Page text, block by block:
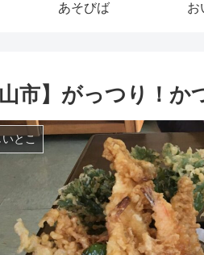
あそびば お
山市】がっつり！か
とこ